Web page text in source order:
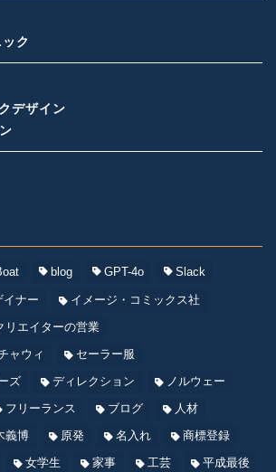
ク
デザイン
blog GPT-4o Slack
イナー
イメージ・コミックス社
リエイターの営業
ャウィ
セーラー服
ズ
ディレクション
ノルウェー
フリーランス ブログ
人材
義博 原発 名入れ
商標登録
女学生 家事 工芸 平成最後